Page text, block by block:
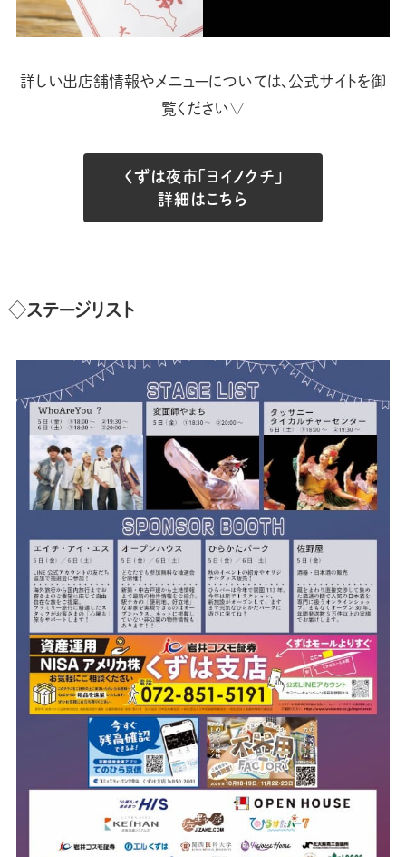
詳しい出店舗情報やメニューについては、公式サイトを御
覧ください▽
くずは夜市「ヨイノクチ」
詳細はこちら
◇ステージリスト